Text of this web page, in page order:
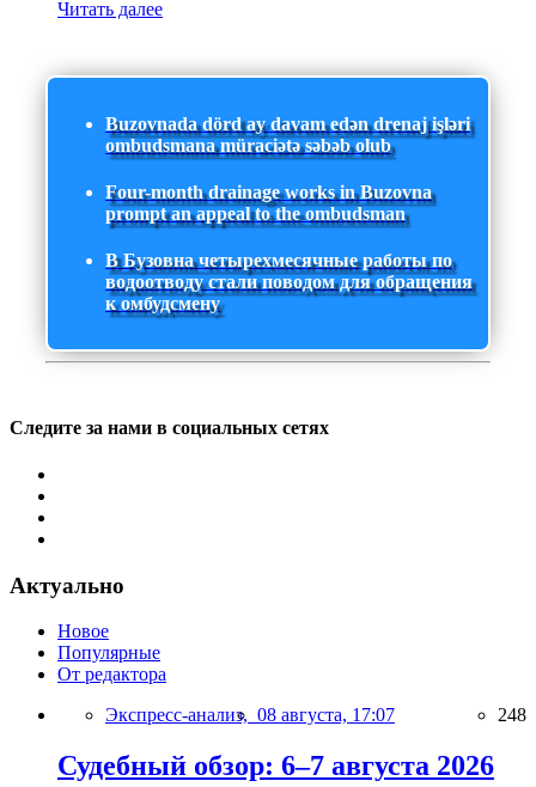
Читать далее
Buzovnada dörd ay davam edən drenaj işləri
ombudsmana müraciətə səbəb olub
Four-month drainage works in Buzovna
prompt an appeal to the ombudsman
В Бузовна четырехмесячные работы по
водоотводу стали поводом для обращения
к омбудсмену
Следите за нами в социальных сетях
Актуально
Новое
Популярные
От редактора
Экспресс-анализ, 08 августа, 17:07 248
Судебный обзор: 6–7 августа 2026